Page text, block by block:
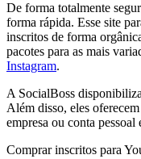
De forma totalmente
forma rápida. Esse site
inscritos de forma
pacotes para as mais
Instagram.
A SocialBoss
Além disso, eles
empresa ou conta pessoal
Comprar inscritos para